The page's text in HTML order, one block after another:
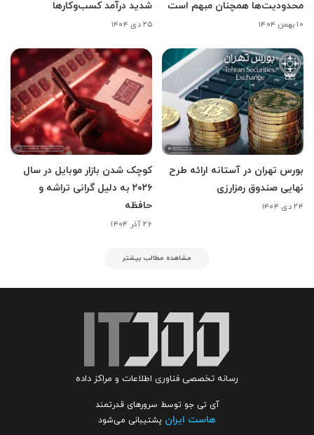
محدودیت‌ها همچنان مبهم است
۱۰ بهمن ۱۴۰۴
شدید درآمد کسب‌وکارها
۲۵ دی ۱۴۰۴
بورس تهران در آستانه ارائه طرح
نهایی صندوق رمزارزی
۲۴ دی ۱۴۰۴
کوچک شدن بازار موبایل در سال
۲۰۲۶ به دلیل گرانی تراشه و
حافظه
۲۶ آذر ۱۴۰۴
مشاهده مطالب بیشتر
رسانه تخصصی فناوری اطلاعات و مراکز داده
آی تی جو توسط سرورهای قدرتمند
هاست ایران پشتیبانی می‌شود